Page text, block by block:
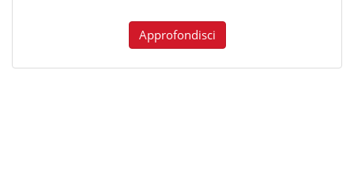
Approfondisci